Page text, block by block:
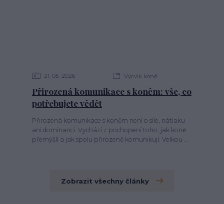
21 05 2026 Výcvik koně
Přirozená komunikace s koněm: vše, co
potřebujete vědět
Přirozená komunikace s koněm není o síle, nátlaku
ani dominanci. Vychází z pochopení toho, jak koně
přemýšlí a jak spolu přirozeně komunikují. Velkou ...
Zobrazit všechny články